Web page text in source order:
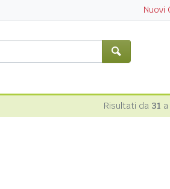
Nuovi
Risultati da 31 a